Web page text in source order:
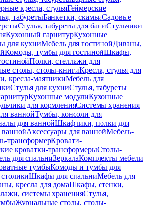
кресла, стульяГеймерские
табуретыБанкетки, скамьиСадовые
Стулья, табуреты для баниСтульчики
Кухонный гарнитурКухонные
для кухниМебель для гостинойДиваны,
Комоды, тумбы для гостинойШкафы,
Полки, стеллажи для
столы, столы-книгиКресла, стулья для
кресла-маятникиМебель для
Стулья для кухниСтулья, табуреты
Кухонные модулиКухонные
для кормленияСистемы хранения
ваннойТумбы, консоли для
для ваннойШкафчики, полки для
ваннойАксессуары для ваннойМебель-
трансформерКровати-
кроватки-трансформерыСтолы-
для спальниЗеркалаКомплекты мебели
тумбыКомоды и тумбы для
Шкафы для спальниМебель для
кресла для домаШкафы, стенки,
системы храненияСтулья,
Журнальные столы, столы-